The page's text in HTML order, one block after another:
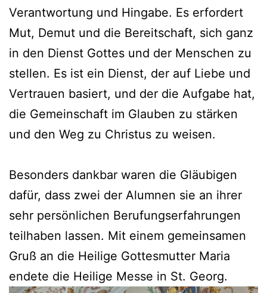
Verantwortung und Hingabe. Es erfordert
Mut, Demut und die Bereitschaft, sich ganz
in den Dienst Gottes und der Menschen zu
stellen. Es ist ein Dienst, der auf Liebe und
Vertrauen basiert, und der die Aufgabe hat,
die Gemeinschaft im Glauben zu stärken
und den Weg zu Christus zu weisen.
Besonders dankbar waren die Gläubigen
dafür, dass zwei der Alumnen sie an ihrer
sehr persönlichen Berufungserfahrungen
teilhaben lassen. Mit einem gemeinsamen
Gruß an die Heilige Gottesmutter Maria
endete die Heilige Messe in St. Georg.